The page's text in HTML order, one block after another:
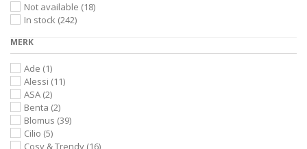
Not available (18)
In stock (242)
MERK
Ade (1)
Alessi (11)
ASA (2)
Benta (2)
Blomus (39)
Cilio (5)
Cosy & Trendy (16)